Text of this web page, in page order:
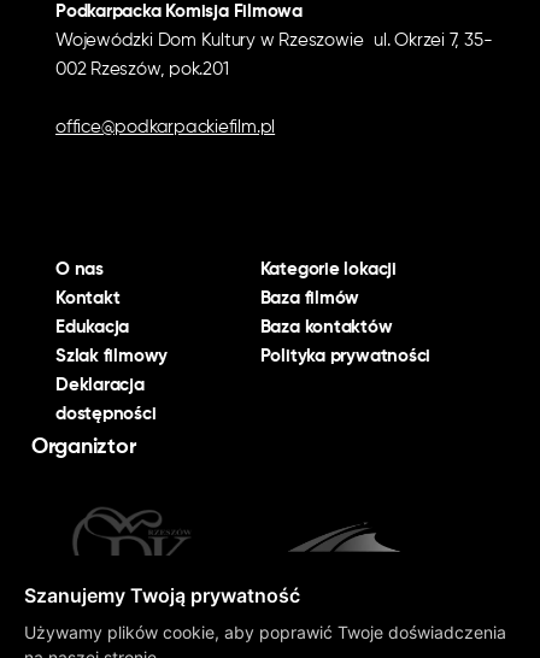
O nas
Kontakt
Edukacja
Szlak filmowy
Deklaracja
dostępności
Kategorie lokacji
Baza filmów
Baza kontaktów
Polityka prywatności
Podkarpacka Komisja Filmowa
Wojewódzki Dom Kultury w Rzeszowie ul. Okrzei 7, 35-
002 Rzeszów, pok.201
office@podkarpackiefilm.pl
Organiztor